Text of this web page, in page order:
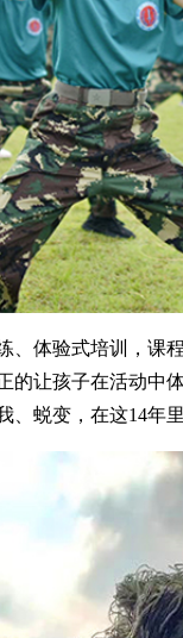
、体验式培训，课
的让孩子在活动中
、蜕变，在这14年